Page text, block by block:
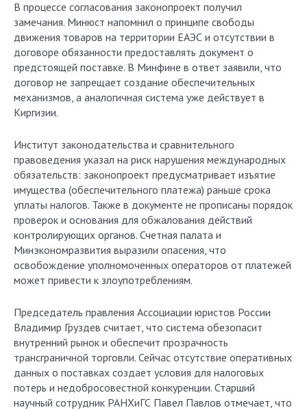
В процессе согласования законопроект получил
замечания. Минюст напомнил о принципе свободы
движения товаров на территории ЕАЭС и отсутствии в
договоре обязанности предоставлять документ о
предстоящей поставке. В Минфине в ответ заявили, что
договор не запрещает создание обеспечительных
механизмов, а аналогичная система уже действует в
Киргизии.
Институт законодательства и сравнительного
правоведения указал на риск нарушения международных
обязательств: законопроект предусматривает изъятие
имущества (обеспечительного платежа) раньше срока
уплаты налогов. Также в документе не прописаны порядок
проверок и основания для обжалования действий
контролирующих органов. Счетная палата и
Минэкономразвития выразили опасения, что
освобождение уполномоченных операторов от платежей
может привести к злоупотреблениям.
Председатель правления Ассоциации юристов России
Владимир Груздев считает, что система обезопасит
внутренний рынок и обеспечит прозрачность
трансграничной торговли. Сейчас отсутствие оперативных
данных о поставках создает условия для налоговых
потерь и недобросовестной конкуренции. Старший
научный сотрудник РАНХиГС Павел Павлов отмечает, что